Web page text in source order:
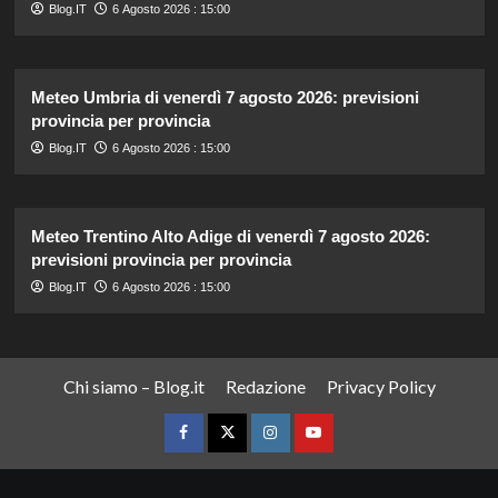
Blog.IT 6 Agosto 2026 : 15:00
Meteo Umbria di venerdì 7 agosto 2026: previsioni
provincia per provincia
Blog.IT 6 Agosto 2026 : 15:00
Meteo Trentino Alto Adige di venerdì 7 agosto 2026:
previsioni provincia per provincia
Blog.IT 6 Agosto 2026 : 15:00
Chi siamo – Blog.it Redazione Privacy Policy
FacebookTwitterInstagramYouTube